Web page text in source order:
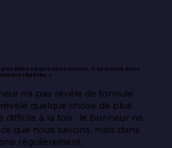
pas dans ce que nous savons. Il se trouve dans
répétée. »
n’a pas révélé de formule
quelque chose de plus
difficile à la fois : le bonheur ne
que nous savons, mais dans
régulièrement.